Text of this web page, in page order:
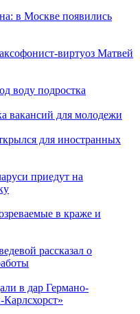
в Москве появились
виртуоз Матвей
воду подростка
вакансий для молодежи
для иностранных
приедут на
в краже и
рассказал о
в дар Германо-